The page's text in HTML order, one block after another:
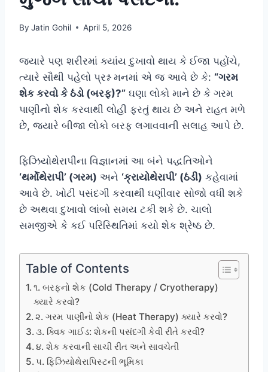
By Jatin Gohil April 5, 2026
જ્યારે પણ શરીરમાં ક્યાંય દુખાવો થાય કે ઈજા પહોંચે,
ત્યારે સૌથી પહેલો પ્રશ્ન મનમાં એ જ આવે છે કે: “ગરમ
શેક કરવો કે ઠંડો (બરફ)?” ઘણા લોકો માને છે કે ગરમ
પાણીનો શેક કરવાથી લોહી ફરતું થાય છે અને રાહત મળે
છે, જ્યારે બીજા લોકો બરફ લગાવવાની સલાહ આપે છે.
ફિઝિયોથેરાપીના વિજ્ઞાનમાં આ બંને પદ્ધતિઓને
‘થર્મોથેરાપી’ (ગરમ) અને ‘ક્રાયોથેરાપી’ (ઠંડી) કહેવામાં
આવે છે. ખોટી પસંદગી કરવાથી ઘણીવાર સોજો વધી શકે
છે અથવા દુખાવો લાંબો સમય ટકી શકે છે. ચાલો
સમજીએ કે કઈ પરિસ્થિતિમાં કયો શેક શ્રેષ્ઠ છે.
Table of Contents
૧. બરફનો શેક (Cold Therapy / Cryotherapy)
ક્યારે કરવો?
૨. ગરમ પાણીનો શેક (Heat Therapy) ક્યારે કરવો?
૩. ક્વિક ગાઈડ: શેકની પસંદગી કેવી રીતે કરવી?
૪. શેક કરવાની સાચી રીત અને સાવચેતી
૫. ફિઝિયોથેરાપિસ્ટની ભૂમિકા